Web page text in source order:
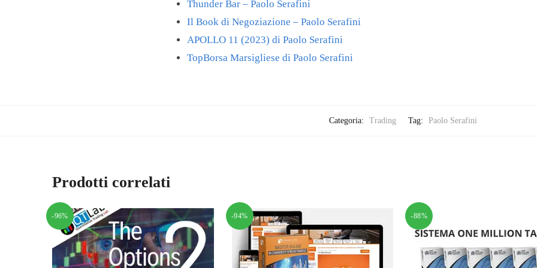
Thunder Bar – Paolo Serafini
Il Book di Negoziazione – Paolo Serafini
APOLLO 11 (2023) di Paolo Serafini
TopBorsa Marsigliese di Paolo Serafini
Categoria: Trading Tag: Paolo Serafini
Prodotti correlati
-96% -94% -88%